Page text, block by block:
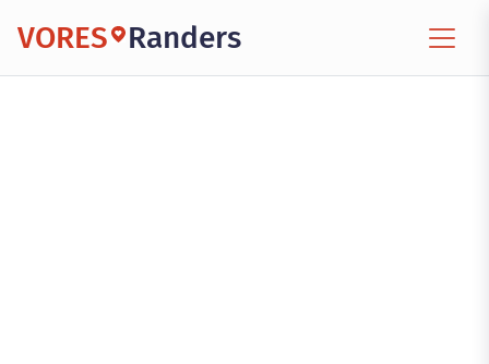
VORES Randers